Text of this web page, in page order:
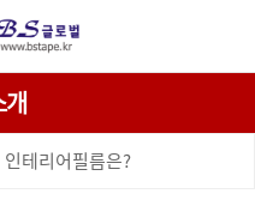
개
인테리어필름은?